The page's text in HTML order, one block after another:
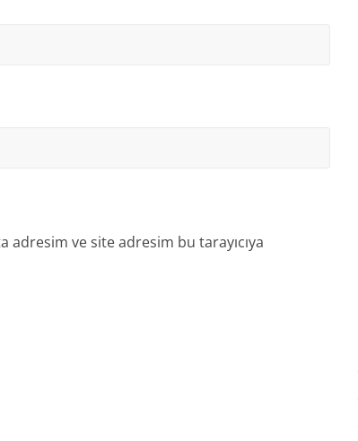
adresim ve site adresim bu tarayıcıya